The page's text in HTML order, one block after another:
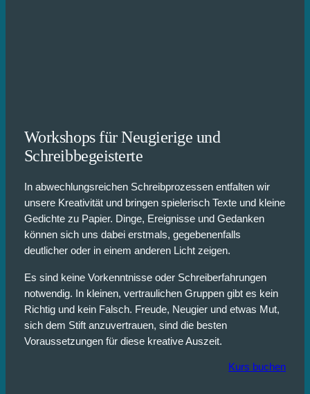
Workshops für Neugierige und
Schreibbegeisterte
In abwechlungsreichen Schreibprozessen entfalten wir
unsere Kreativität und bringen spielerisch Texte und kleine
Gedichte zu Papier. Dinge, Ereignisse und Gedanken
können sich uns dabei erstmals, gegebenenfalls
deutlicher oder in einem anderen Licht zeigen.
Es sind keine Vorkenntnisse oder Schreiberfahrungen
notwendig. In kleinen, vertraulichen Gruppen gibt es kein
Richtig und kein Falsch. Freude, Neugier und etwas Mut,
sich dem Stift anzuvertrauen, sind die besten
Voraussetzungen für diese kreative Auszeit.
Kurs buchen